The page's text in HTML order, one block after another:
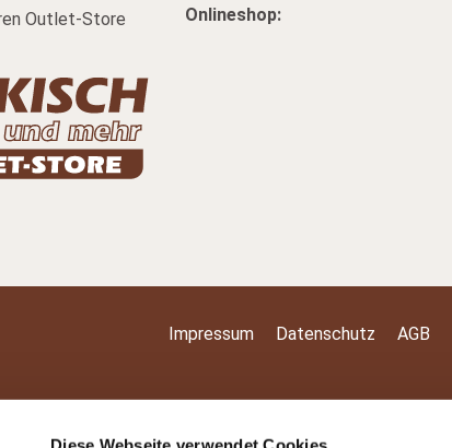
Outlet-Store
Onlineshop:
Impressum Datenschutz AGB